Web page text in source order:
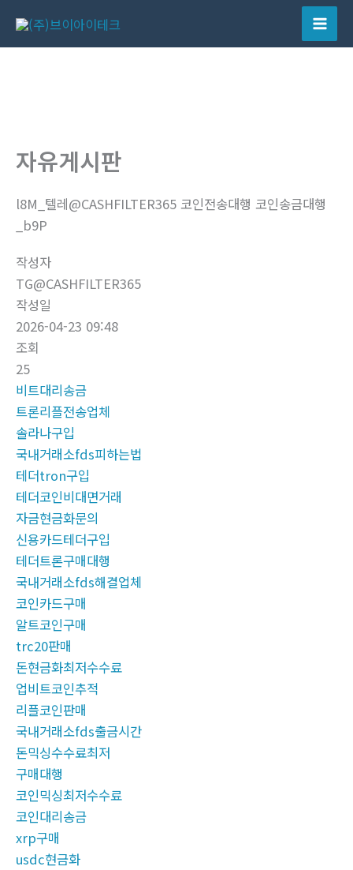
츠
Main
자유게시판
l8M_텔레@CASHFILTER365 코인전송대행 코인송금대행
_b9P
작성자
TG@CASHFILTER365
작성일
2026-04-23 09:48
조회
25
비트대리송금
트론리플전송업체
솔라나구입
국내거래소fds피하는법
테더tron구입
테더코인비대면거래
자금현금화문의
신용카드테더구입
테더트론구매대행
국내거래소fds해결업체
코인카드구매
알트코인구매
trc20판매
돈현금화최저수수료
업비트코인추적
리플코인판매
국내거래소fds출금시간
돈믹싱수수료최저
구매대행
코인믹싱최저수수료
코인대리송금
xrp구매
usdc현금화